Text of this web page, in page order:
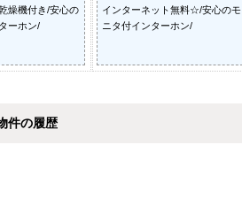
燥機付き/安心の
ーホン/
インターネット無料☆/安心のモ
ニタ付インターホン/
件の履歴